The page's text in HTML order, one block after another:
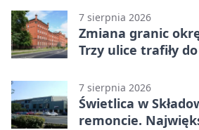
7 sierpnia 2026
Zmiana granic
Trzy ulice trafiły
7 sierpnia 2026
Świetlica w
remoncie.